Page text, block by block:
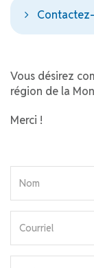
Vous désirez
région de la
Merci !